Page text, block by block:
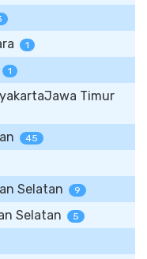
1
1
Timur
45
Selatan 9
Selatan 5